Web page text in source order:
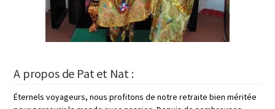
A propos de Pat et Nat :
Éternels voyageurs, nous profitons de notre retraite bien méritée